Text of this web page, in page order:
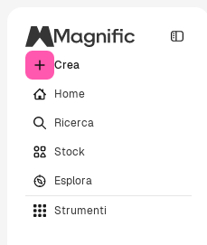
Crea
Home
Ricerca
Stock
Esplora
Strumenti